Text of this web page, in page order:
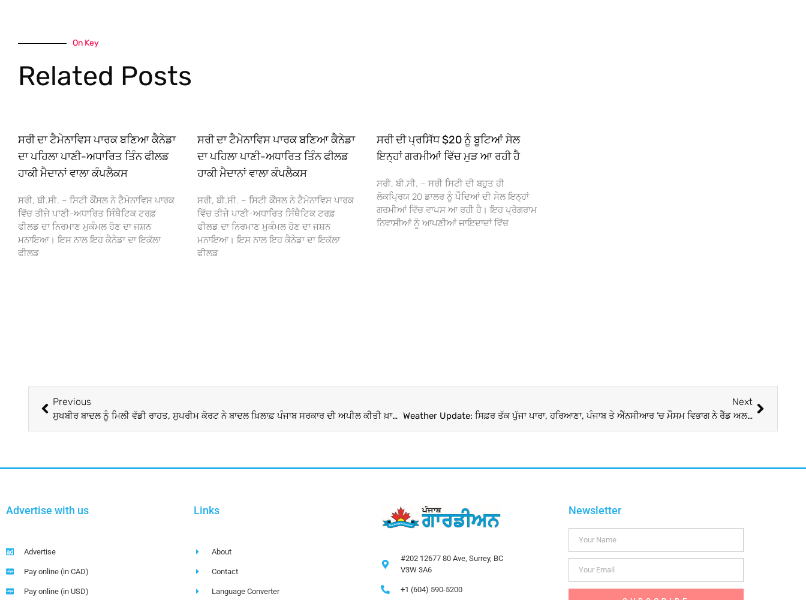
On Key
Related Posts
ਸਰੀ ਦਾ ਟੈਮੇਨਾਵਿਸ ਪਾਰਕ ਬਣਿਆ ਕੈਨੇਡਾ
ਦਾ ਪਹਿਲਾ ਪਾਣੀ-ਅਧਾਰਿਤ ਤਿੰਨ ਫੀਲਡ
ਹਾਕੀ ਮੈਦਾਨਾਂ ਵਾਲਾ ਕੰਪਲੈਕਸ
ਸਰੀ, ਬੀ.ਸੀ. – ਸਿਟੀ ਕੌਂਸਲ ਨੇ ਟੈਮੇਨਾਵਿਸ ਪਾਰਕ
ਵਿੱਚ ਤੀਜੇ ਪਾਣੀ-ਅਧਾਰਿਤ ਸਿੰਥੈਟਿਕ ਟਰਫ਼
ਫੀਲਡ ਦਾ ਨਿਰਮਾਣ ਮੁਕੰਮਲ ਹੋਣ ਦਾ ਜਸ਼ਨ
ਮਨਾਇਆ। ਇਸ ਨਾਲ ਇਹ ਕੈਨੇਡਾ ਦਾ ਇਕੱਲਾ
ਫੀਲਡ
ਸਰੀ ਦਾ ਟੈਮੇਨਾਵਿਸ ਪਾਰਕ ਬਣਿਆ ਕੈਨੇਡਾ
ਦਾ ਪਹਿਲਾ ਪਾਣੀ-ਅਧਾਰਿਤ ਤਿੰਨ ਫੀਲਡ
ਹਾਕੀ ਮੈਦਾਨਾਂ ਵਾਲਾ ਕੰਪਲੈਕਸ
ਸਰੀ, ਬੀ.ਸੀ. – ਸਿਟੀ ਕੌਂਸਲ ਨੇ ਟੈਮੇਨਾਵਿਸ ਪਾਰਕ
ਵਿੱਚ ਤੀਜੇ ਪਾਣੀ-ਅਧਾਰਿਤ ਸਿੰਥੈਟਿਕ ਟਰਫ਼
ਫੀਲਡ ਦਾ ਨਿਰਮਾਣ ਮੁਕੰਮਲ ਹੋਣ ਦਾ ਜਸ਼ਨ
ਮਨਾਇਆ। ਇਸ ਨਾਲ ਇਹ ਕੈਨੇਡਾ ਦਾ ਇਕੱਲਾ
ਫੀਲਡ
ਸਰੀ ਦੀ ਪ੍ਰਸਿੱਧ $20 ਨੂੰ ਬੂਟਿਆਂ ਸੇਲ
ਇਨ੍ਹਾਂ ਗਰਮੀਆਂ ਵਿੱਚ ਮੁੜ ਆ ਰਹੀ ਹੈ
ਸਰੀ, ਬੀ.ਸੀ. – ਸਰੀ ਸਿਟੀ ਦੀ ਬਹੁਤ ਹੀ
ਲੋਕਪ੍ਰਿਯ 20 ਡਾਲਰ ਨੂੰ ਪੌਦਿਆਂ ਦੀ ਸੇਲ ਇਨ੍ਹਾਂ
ਗਰਮੀਆਂ ਵਿੱਚ ਵਾਪਸ ਆ ਰਹੀ ਹੈ। ਇਹ ਪ੍ਰੋਗਰਾਮ
ਨਿਵਾਸੀਆਂ ਨੂੰ ਆਪਣੀਆਂ ਜਾਇਦਾਦਾਂ ਵਿੱਚ
Previous
ਸੁਖਬੀਰ ਬਾਦਲ ਨੂੰ ਮਿਲੀ ਵੱਡੀ ਰਾਹਤ, ਸੁਪਰੀਮ ਕੋਰਟ ਨੇ ਬਾਦਲ ਖ਼ਿਲਾਫ਼ ਪੰਜਾਬ ਸਰਕਾਰ ਦੀ ਅਪੀਲ ਕੀਤੀ ਖ਼ਾਰਜ
Next
Weather Update: ਸਿਫ਼ਰ ਤੱਕ ਪੁੱਜਾ ਪਾਰਾ, ਹਰਿਆਣਾ, ਪੰਜਾਬ ਤੇ ਐੱਨਸੀਆਰ ’ਚ ਮੌਸਮ ਵਿਭਾਗ ਨੇ ਰੈੱਡ ਅਲਰਟ ਕੀਤਾ ਜਾਰੀ
Advertise with us
Advertise
Pay online (in CAD)
Pay online (in USD)
Links
About
Contact
Language Converter
#202 12677 80 Ave, Surrey, BC
V3W 3A6
+1 (604) 590-5200
Newsletter